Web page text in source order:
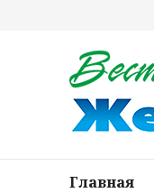
Главная